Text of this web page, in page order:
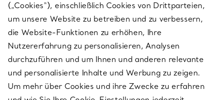
SERVICES
ÜBER TIFFANY & CO.
RECHTLICHE HINWEISE
(„Cookies“), einschließlich Cookies von Drittparteien,
um unsere Website zu betreiben und zu verbessern,
die Website-Funktionen zu erhöhen, Ihre
Nutzererfahrung zu personalisieren, Analysen
durchzuführen und um Ihnen und anderen relevante
und personalisierte Inhalte und Werbung zu zeigen.
Um mehr über Cookies und ihre Zwecke zu erfahren